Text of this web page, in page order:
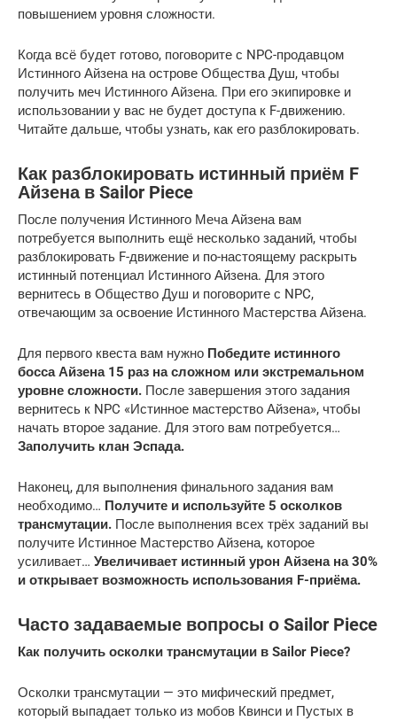
повышением уровня сложности.
Когда всё будет готово, поговорите с NPC-продавцом
Истинного Айзена на острове Общества Душ, чтобы
получить меч Истинного Айзена. При его экипировке и
использовании у вас не будет доступа к F-движению.
Читайте дальше, чтобы узнать, как его разблокировать.
Как разблокировать истинный приём F
Айзена в Sailor Piece
После получения Истинного Меча Айзена вам
потребуется выполнить ещё несколько заданий, чтобы
разблокировать F-движение и по-настоящему раскрыть
истинный потенциал Истинного Айзена. Для этого
вернитесь в Общество Душ и поговорите с NPC,
отвечающим за освоение Истинного Мастерства Айзена.
Для первого квеста вам нужно Победите истинного
босса Айзена 15 раз на сложном или экстремальном
уровне сложности. После завершения этого задания
вернитесь к NPC «Истинное мастерство Айзена», чтобы
начать второе задание. Для этого вам потребуется…
Заполучить клан Эспада.
Наконец, для выполнения финального задания вам
необходимо… Получите и используйте 5 осколков
трансмутации. После выполнения всех трёх заданий вы
получите Истинное Мастерство Айзена, которое
усиливает… Увеличивает истинный урон Айзена на 30%
и открывает возможность использования F-приёма.
Часто задаваемые вопросы о Sailor Piece
Как получить осколки трансмутации в Sailor Piece?
Осколки трансмутации — это мифический предмет,
который выпадает только из мобов Квинси и Пустых в